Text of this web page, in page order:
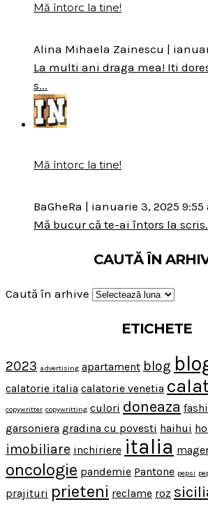
Mă întorc la tine!
Alina Mihaela Zainescu |
La multi ani draga mea! Iti
s...
Mă întorc la tine!
BaGheRa | ianuarie 3, 2025 9:55
Mă bucur că te-ai întors la
CAUTĂ ÎN
Caută în arhive
ETICHETE
2023 advertising apartament blog
calatorie italia calatorie venetia
copywritter copywritting culori doneaza
garsoniera gradina cu povesti haihui
imobiliare inchiriere italia
oncologie pandemie Pantone pepsi
prajituri prieteni reclame roz